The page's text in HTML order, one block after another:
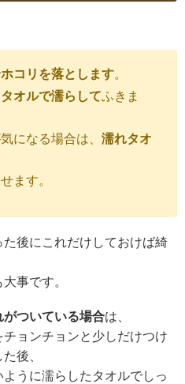
ホコリを落とします。
タオルで濡らしてふきま
になる場合は、濡れタオ
ます。
た後にこれだけしておけば綺
事です。
ついている場合は、
ョンチョンと少しだけつけ
後、
うに濡らしたタオルでしっ